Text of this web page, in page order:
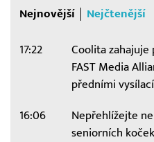
Nejnovější Nejčtenější
17:22
Coolita
FAST Media
předními
16:06
Nepřehlížejte
seniorních